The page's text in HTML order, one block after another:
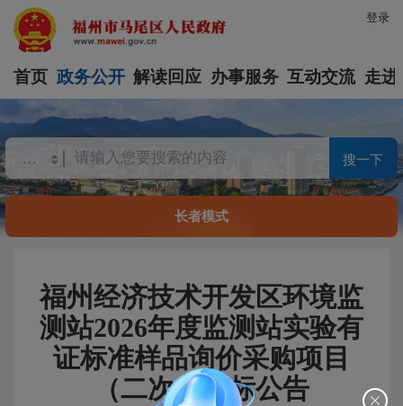
登录
首页 政务公开 解读回应 办事服务 互动交流 走进
搜一下
长者模式
福州经济技术开发区环境监
测站2026年度监测站实验有
证标准样品询价采购项目
（二次）流标公告